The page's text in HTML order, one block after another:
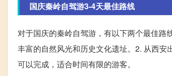
国庆秦岭自驾游3-4天最佳路线
对于国庆的秦岭自驾游，有以下两个最佳路
丰富的自然风光和历史文化遗址。2. 从西
可以完成，适合时间有限的游客。